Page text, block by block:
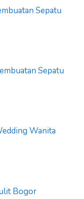
Sepatu
Sepatu
Wanita
Bogor